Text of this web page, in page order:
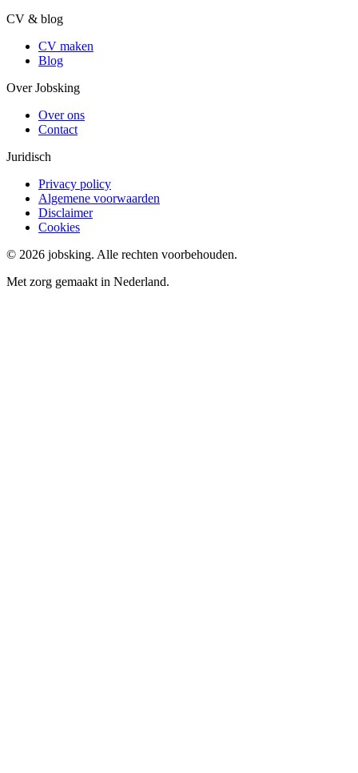
CV & blog
CV maken
Blog
Over Jobsking
Over ons
Contact
Juridisch
Privacy policy
Algemene voorwaarden
Disclaimer
Cookies
© 2026 jobsking. Alle rechten voorbehouden.
Met zorg gemaakt in Nederland.